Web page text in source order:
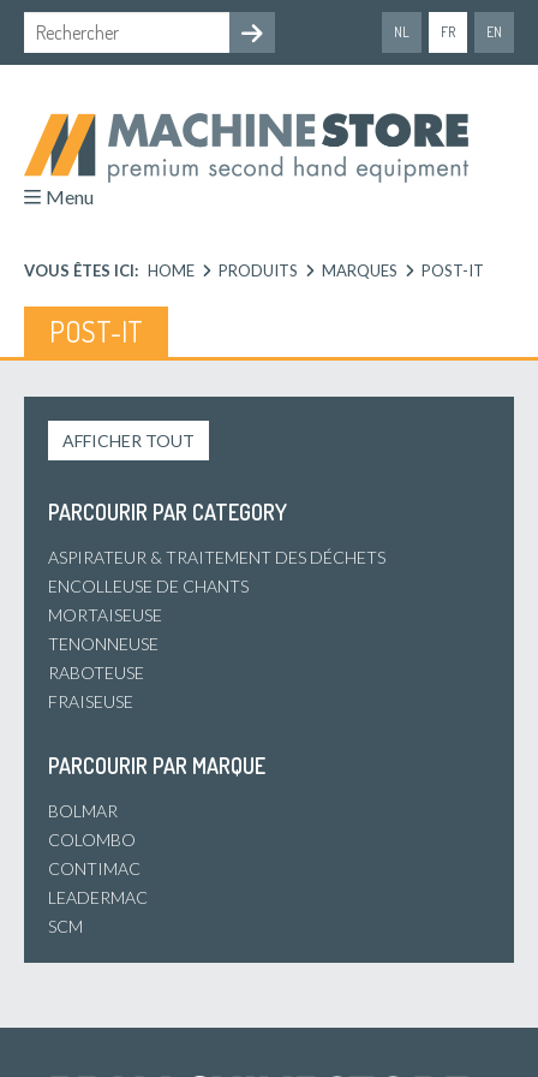
NL FR EN
Menu
VOUS ÊTES ICI: HOME PRODUITS MARQUES POST-IT
POST-IT
AFFICHER TOUT
PARCOURIR PAR CATEGORY
ASPIRATEUR & TRAITEMENT DES DÉCHETS
ENCOLLEUSE DE CHANTS
MORTAISEUSE
TENONNEUSE
RABOTEUSE
FRAISEUSE
PARCOURIR PAR MARQUE
BOLMAR
COLOMBO
CONTIMAC
LEADERMAC
SCM